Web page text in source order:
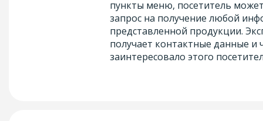
пункты меню, посетитель
запрос на получение любой
представленной продукции.
получает контактные данные и
заинтересовало этого